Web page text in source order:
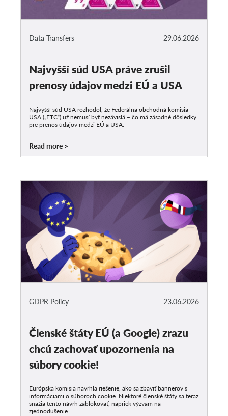
29.06.2026
Data Transfers
Najvyšší súd USA práve zrušil
prenosy údajov medzi EÚ a USA
Najvyšší súd USA rozhodol, že Federálna obchodná komisia
USA („FTC“) už nemusí byť nezávislá – čo má zásadné dôsledky
pre prenos údajov medzi EÚ a USA.
Read more
23.06.2026
GDPR Policy
Členské štáty EÚ (a Google) zrazu
chcú zachovať upozornenia na
súbory cookie!
Európska komisia navrhla riešenie, ako sa zbaviť bannerov s
informáciami o súboroch cookie. Niektoré členské štáty sa teraz
snažia tento návrh zablokovať, napriek výzvam na
zjednodušenie